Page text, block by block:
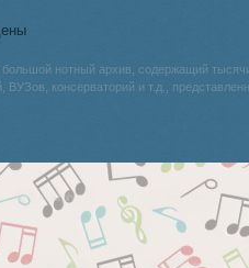
большой нотный архив, содержащий
ВУЗов, консерваторий и т.д.,